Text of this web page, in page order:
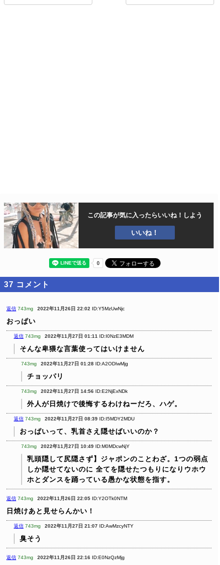
この記事が気に入ったらいいね！しよう
いいね！
37 コメント
返信 743mg 2022年11月26日 22:02 ID:Y5MzUwNjc
おっぱい
返信 743mg 2022年11月27日 01:11 ID:I0NzE3MDM
そんな卑猥な言葉使ってはいけません
743mg 2022年11月27日 01:28 ID:A2ODIwMjg
チョッパリ
743mg 2022年11月27日 14:56 ID:E2NjExNDk
外人が日焼けで後悔するわけねーだろ、ハゲ。
返信 743mg 2022年11月27日 08:39 ID:I5MDY2MDU
おっぱいって、乳首さえ隠せばいいのか？
743mg 2022年11月27日 10:49 ID:M0MDcwNjY
乳頭隠して尻隠さず】ジャポンのことわざ。1つの弱点
しか隠せてないのに 全てを隠せたつもりになりウホウ
ホとダンスを踊っている愚かな状態を指す。
返信 743mg 2022年11月26日 22:05 ID:Y2OTk0NTM
日焼けあと見せらんかい！
返信 743mg 2022年11月27日 21:07 ID:AwMzcyNTY
臭そう
返信 743mg 2022年11月26日 22:16 ID:E0NzQzMjg